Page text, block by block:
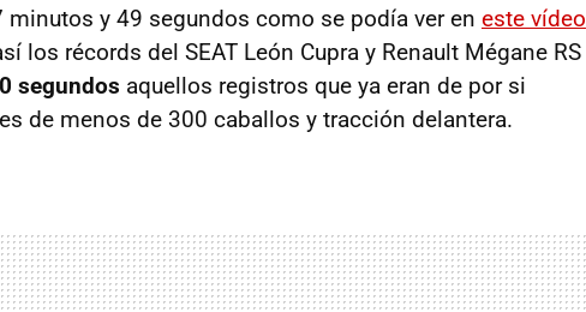
minutos y 49 segundos como se podía ver en este vídeo
los récords del SEAT León Cupra y Renault Mégane RS
segundos aquellos registros que ya eran de por si
de menos de 300 caballos y tracción delantera.